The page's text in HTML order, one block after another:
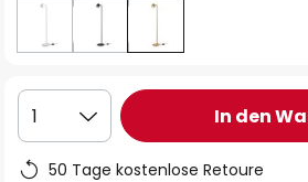
1 In den
50 Tage kostenlose Retoure